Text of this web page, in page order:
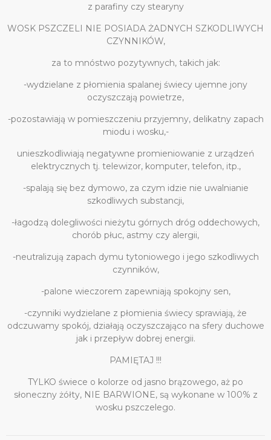
z parafiny czy stearyny
WOSK PSZCZELI NIE POSIADA ŻADNYCH SZKODLIWYCH
CZYNNIKÓW,
za to mnóstwo pozytywnych, takich jak:
-wydzielane z płomienia spalanej świecy ujemne jony
oczyszczają powietrze,
-pozostawiają w pomieszczeniu przyjemny, delikatny zapach
miodu i wosku,-
unieszkodliwiają negatywne promieniowanie z urządzeń
elektrycznych tj. telewizor, komputer, telefon, itp.,
-spalają się bez dymowo, za czym idzie nie uwalnianie
szkodliwych substancji,
-łagodzą dolegliwości nieżytu górnych dróg oddechowych,
chorób płuc, astmy czy alergii,
-neutralizują zapach dymu tytoniowego i jego szkodliwych
czynników,
-palone wieczorem zapewniają spokojny sen,
-czynniki wydzielane z płomienia świecy sprawiają, że
odczuwamy spokój, działają oczyszczająco na sfery duchowe
jak i przepływ dobrej energii.
PAMIĘTAJ !!!
TYLKO świece o kolorze od jasno brązowego, aż po
słoneczny żółty, NIE BARWIONE, są wykonane w 100% z
wosku pszczelego.